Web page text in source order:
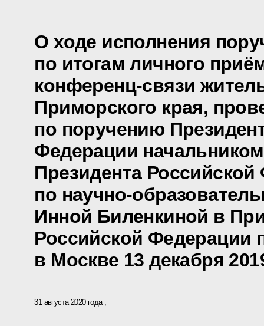
О ходе исполнения
по итогам личного
конференц-связи
Приморского края,
по поручению
Федерации
Президента
по научно-
Инной Биленкиной в
Российской Федерации
в Москве 13 декабря
31 августа 2020 года